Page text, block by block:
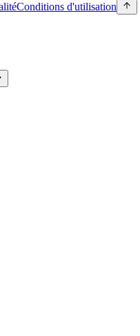
Conditions d'utilisation